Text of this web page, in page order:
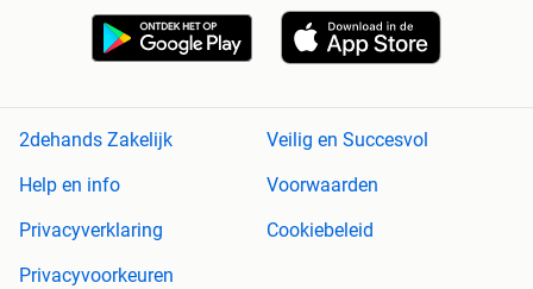
2dehands Zakelijk
Veilig en Succesvol
Help en info
Voorwaarden
Privacyverklaring
Cookiebeleid
Privacyvoorkeuren